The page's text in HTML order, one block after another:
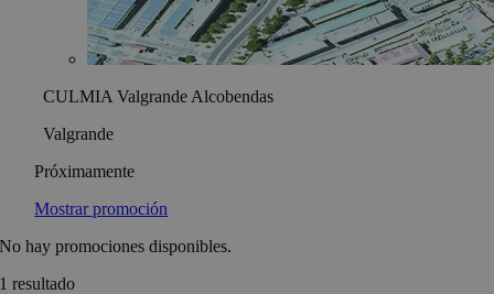
CULMIA Valgrande Alcobendas
Valgrande
Próximamente
Mostrar promoción
No hay promociones disponibles.
1 resultado